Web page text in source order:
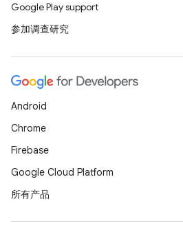
Google Play support
参加调查研究
Android
Chrome
Firebase
Google Cloud Platform
所有产品